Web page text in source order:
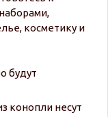
косметику и
будут
конопли несут